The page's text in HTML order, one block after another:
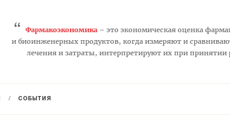
“ Фармакоэкономика– это экономическая оценка
и биоинженерных продуктов, когда измеряют и
лечения и затраты, интерпретируют их при
/ СОБЫТИЯ